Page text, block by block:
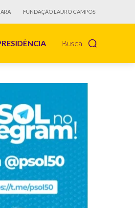
FUNDAÇÃO LAURO CAMPOS
Busca